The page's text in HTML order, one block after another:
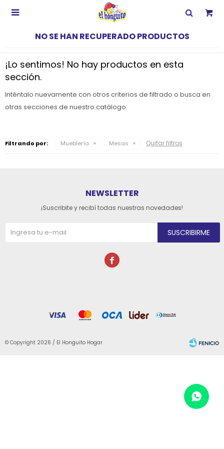

NO SE HAN RECUPERADO PRODUCTOS
¡Lo sentimos! No hay productos en esta
sección.
Inténtalo nuevamente con otros criterios de filtrado o busca en
otras secciones de nuestro catálogo.
Filtrando por: Mueblería Mesas Quitar filtros
NEWSLETTER
¡Suscribite y recibí todas nuestras novedades!
SUSCRIBIRME

© Copyright 2026 / El Honguito Hogar
Fenicio